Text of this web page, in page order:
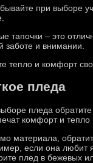
при выборе
тапочки – это
заботе и внимании.
тепло и комфорт
пледа
пледа
комфорт и тепло
материала,
если она любит
плед в бежевых